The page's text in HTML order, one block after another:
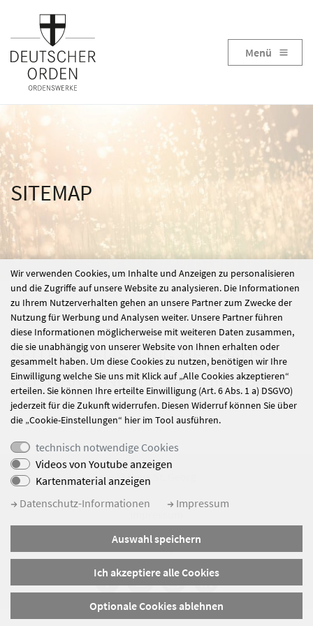
Menü
SITEMAP
SEITENAUFLISTUNG DES HAUS
SCHWARZENBERG IM CHIEMGAU
© Haus St. Georg
Sitemap
Wir verwenden Cookies, um Inhalte und Anzeigen zu personalisieren
und die Zugriffe auf unsere Website zu analysieren. Die Informationen
zu Ihrem Nutzerverhalten gehen an unsere Partner zum Zwecke der
Nutzung für Werbung und Analysen weiter. Unsere Partner führen
diese Informationen möglicherweise mit weiteren Daten zusammen,
die sie unabhängig von unserer Website von Ihnen erhalten oder
gesammelt haben. Um diese Cookies zu nutzen, benötigen wir Ihre
Einwilligung welche Sie uns mit Klick auf „Alle Cookies akzeptieren“
erteilen. Sie können Ihre erteilte Einwilligung (Art. 6 Abs. 1 a) DSGVO)
jederzeit für die Zukunft widerrufen. Diesen Widerruf können Sie über
die „Cookie-Einstellungen“ hier im Tool ausführen.
technisch notwendige Cookies
Videos von Youtube anzeigen
Kartenmaterial anzeigen
Datenschutz-Informationen
Impressum
Auswahl speichern
Ich akzeptiere alle Cookies
Optionale Cookies ablehnen